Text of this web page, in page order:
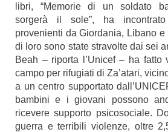
libri, “Memorie di un soldato
sorgerà il sole”, ha
provenienti da Giordania, Libano
di loro sono state stravolte dai sei
Beah – riporta l’Unicef – ha fatto
campo per rifugiati di Za’atari,
a un centro supportato
bambini e i giovani possono
ricevere supporto psicosociale.
guerra e terribili violenze, oltre